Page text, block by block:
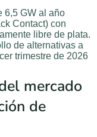
6,5 GW al año
Contact) con
libre de plata.
de alternativas a
trimestre de 2026
mercado
de